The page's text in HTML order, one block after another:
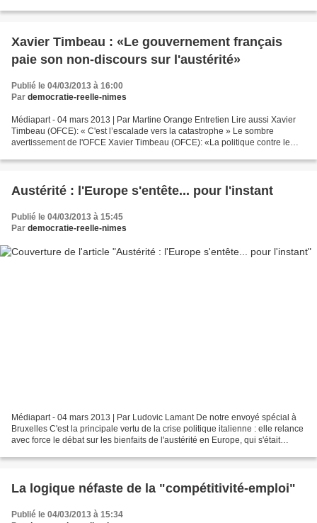
Xavier Timbeau : «Le gouvernement français
paie son non-discours sur l'austérité»
Publié le 04/03/2013 à 16:00
Par democratie-reelle-nimes
Médiapart - 04 mars 2013 | Par Martine Orange Entretien Lire aussi Xavier
Timbeau (OFCE): « C'est l’escalade vers la catastrophe » Le sombre
avertissement de l'OFCE Xavier Timbeau (OFCE): «La politique contre le
Austérité : l'Europe s'entête... pour l'instant
Publié le 04/03/2013 à 15:45
Par democratie-reelle-nimes
Médiapart - 04 mars 2013 | Par Ludovic Lamant De notre envoyé spécial à
Bruxelles C'est la principale vertu de la crise politique italienne : elle relance
avec force le débat sur les bienfaits de l'austérité en Europe, qui s'était
La logique néfaste de la "compétitivité-emploi"
Publié le 04/03/2013 à 15:34